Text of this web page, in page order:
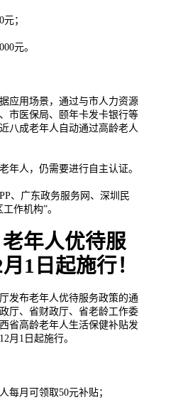
；
元。
应用场景，通过与市人力资源
市医保局、颐年卡发卡银行等
八成老年人自动通过高龄老人
年人，仍需要进行自主认证。
、广东政务服务网、深圳民
作机构”。
年人优待服
1日起施行！
发布老年人优待服务政策的通
厅、省财政厅、省老龄工作委
省高龄老年人生活保健补贴发
月1日起施行。
每月可领取50元补贴；